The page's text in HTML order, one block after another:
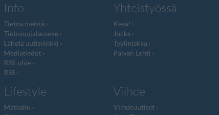
Info
Tietoa meistä
Tietosuojalauseke
Lähetä uutisvinkki
Mediatiedot
RSS-ohje
RSS
Yhteistyössä
Kesä!
Jocka
Tyyliniekka
Päivän Lehti
Lifestyle
Matkailu
Viihde
Viihdeuutiset